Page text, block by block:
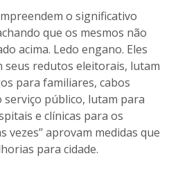
o significativo
que os mesmos não
acima. Ledo engano. Eles
seus redutos eleitorais, lutam
para familiares, cabos
público, lutam para
e clínicas para os
vezes’’ aprovam medidas que
para cidade.